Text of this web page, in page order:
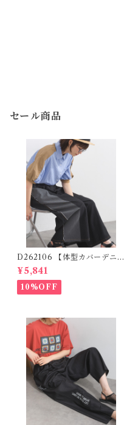
セール商品
D262106 【体型カバーデニム
シリーズ】 デニム切替ワイド
パンツ / Denim Panel Wide
Pants
¥5,841
10%OFF